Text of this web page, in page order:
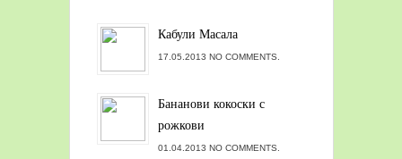
Кабули Масала
17.05.2013 NO COMMENTS.
Бананови кокоски с
рожкови
01.04.2013 NO COMMENTS.